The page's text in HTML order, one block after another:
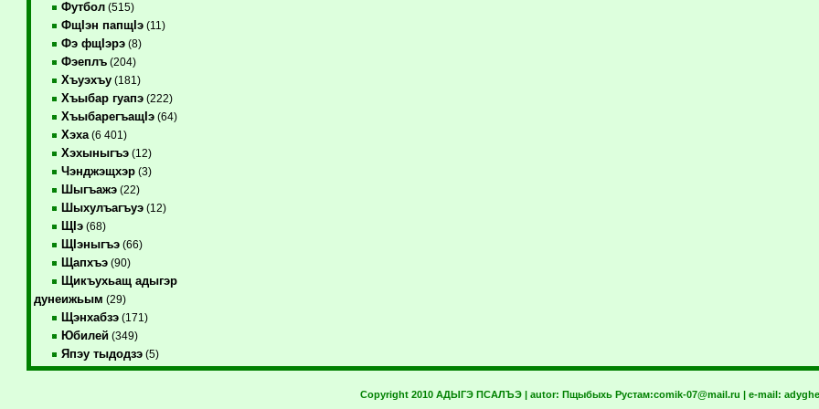
Футбол(515)
ФщIэн папщIэ(11)
Фэ фщIэрэ(8)
Фэеплъ(204)
Хъуэхъу(181)
Хъыбар гуапэ(222)
ХъыбарегъащIэ(64)
Хэха(6 401)
Хэхыныгъэ(12)
Чэнджэщхэр(3)
Шыгъажэ(22)
Шыхулъагъуэ(12)
ЩIэ(68)
ЩIэныгъэ(66)
Щапхъэ(90)
Щикъухьащ адыгэр
дунеижьым (29)
Щэнхабзэ(171)
Юбилей(349)
Япэу тыдодзэ(5)
Copyright 2010 АДЫГЭ ПСАЛЪЭ | autor: Пщыбыхь Рустам:comik-07@mail.ru | e-mail: